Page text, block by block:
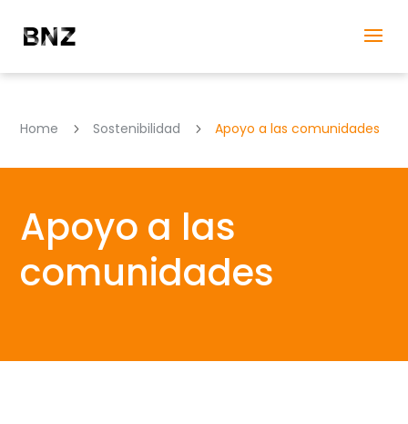
Home 5 Sostenibilidad 5 Apoyo a las comunidades
Apoyo a las
comunidades